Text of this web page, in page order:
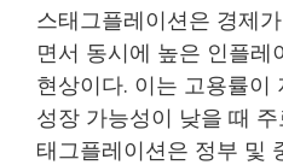
스태그플레이션은 경제
면서 동시에 높은 인플레
현상이다. 이는 고용률이
성장 가능성이 낮을 때
태그플레이션은 정부 및